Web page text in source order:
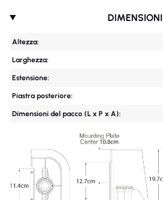
DIMENSIONI
Altezza:
Larghezza:
Estensione:
Piastra posteriore:
Dimensioni del pacco (L x P x A):